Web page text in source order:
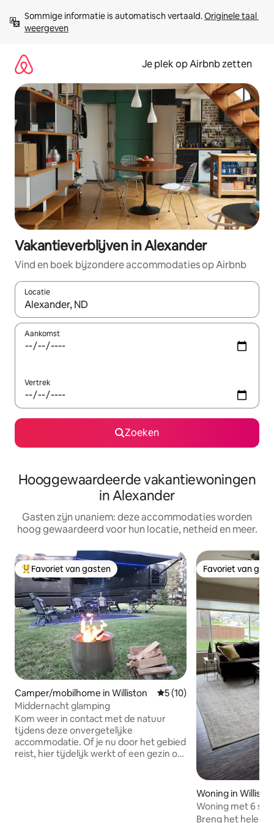
direct
naar
Sommige informatie is automatisch vertaald. Originele taal
weergeven
Je plek op Airbnb zetten
Vakantieverblijven in Alexander
Vind en boek bijzondere accommodaties op Airbnb
Locatie
Wanneer er resultaten beschikbaar zijn, maak je een keuze
Aankomst
Vertrek
Zoeken
Hooggewaardeerde vakantiewoningen
in Alexander
Gasten zijn unaniem: deze accommodaties worden
hoog gewaardeerd voor hun locatie, netheid en meer.
Topfavoriet van gasten
Favoriet van gasten
Camper/mobilhome in Williston Gemiddelde beoordeling
5 (10)
Middernacht glamping
Kom weer in contact met de natuur
tijdens deze onvergetelijke
accommodatie. Of je nu door het gebied
reist, hier tijdelijk werkt of een gezin op
Favoriet van
Favoriet van
Woning in
Woning met 6
grote gezinnen
Breng het hele